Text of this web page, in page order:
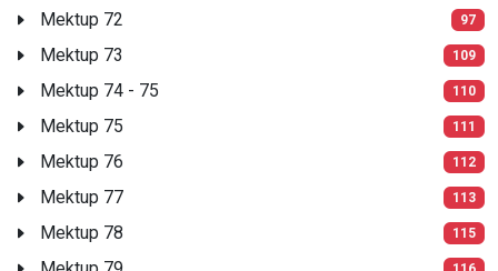
Mektup 72 97
Mektup 73 109
Mektup 74 - 75 110
Mektup 75 111
Mektup 76 112
Mektup 77 113
Mektup 78 115